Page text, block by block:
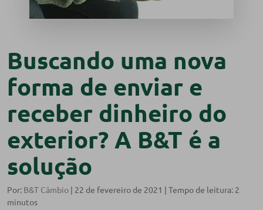
Buscando uma nova
forma de enviar e
receber dinheiro do
exterior? A B&T é a
solução
Por: B&T Câmbio | 22 de fevereiro de 2021 |